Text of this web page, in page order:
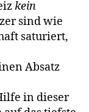
kein
sind wie
saturiert,
Absatz
in dieser